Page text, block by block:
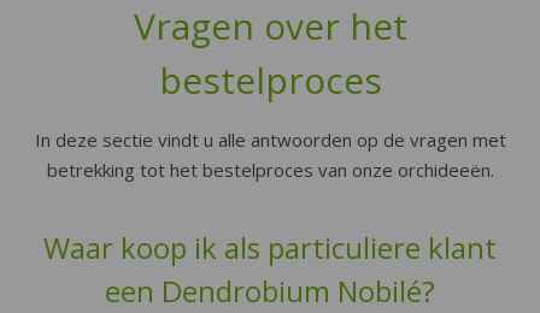
Vragen over het
bestelproces
In deze sectie vindt u alle antwoorden op de vragen met
betrekking tot het bestelproces van onze orchideeën.
Waar koop ik als particuliere klant
een Dendrobium Nobilé?